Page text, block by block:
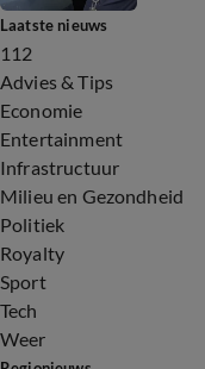
Laatste nieuws
112
Advies & Tips
Economie
Entertainment
Infrastructuur
Milieu en Gezondheid
Politiek
Royalty
Sport
Tech
Weer